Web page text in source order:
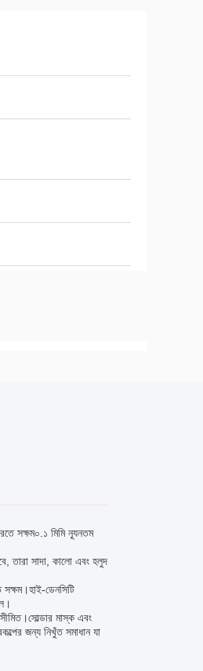
সক্ষম০.১ মিমি ন্যূনতম
তারা সাদা, কালো এবং হলুদ
ডেনসিটি
মাস্ক এবং
জন্য নিখুঁত সমাধান যা